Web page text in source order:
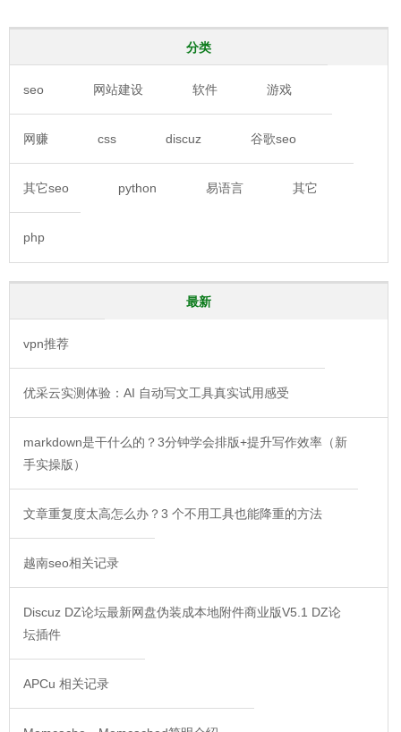
分类
seo 网站建设 软件 游戏
网赚 css discuz 谷歌seo
其它seo python 易语言 其它
php
最新
vpn推荐
优采云实测体验：AI 自动写文工具真实试用感受
markdown是干什么的？3分钟学会排版+提升写作效率（新
手实操版）
文章重复度太高怎么办？3 个不用工具也能降重的方法
越南seo相关记录
Discuz DZ论坛最新网盘伪装成本地附件商业版V5.1 DZ论
坛插件
APCu 相关记录